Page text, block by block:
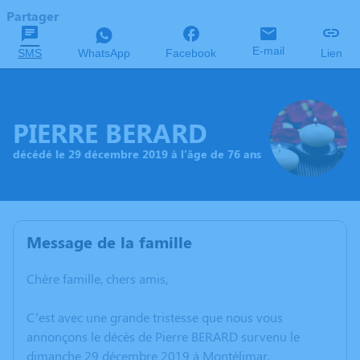
Partager
SMS WhatsApp Facebook E-mail Lien
PIERRE BERARD
décédé le 29 décembre 2019 à l'âge de 76 ans
Message de la famille
Chère famille, chers amis,
C’est avec une grande tristesse que nous vous
annonçons le décès de Pierre BERARD survenu le
dimanche 29 décembre 2019 à Montélimar.